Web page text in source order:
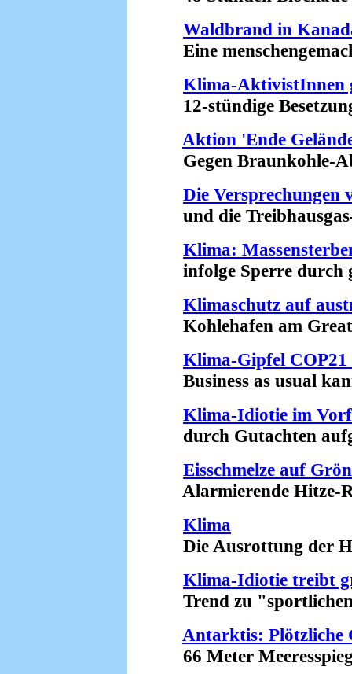
Waldbrand in
Eine
Klima-AktivistInnen
12-stündige
Aktion 'Ende
Gegen Braunkohle-
Die
und die
Klima:
infolge Sperre durch
Klimaschutz auf
Kohlehafen am Great
Klima-Gipfel COP21
Business as usual
Klima-Idiotie im
durch Gutachten
Eisschmelze auf
Alarmierende Hitze-
Klima
Die Ausrottung der
Klima-Idiotie treibt
Trend zu "sportlichen
Antarktis: Plötzliche
66 Meter